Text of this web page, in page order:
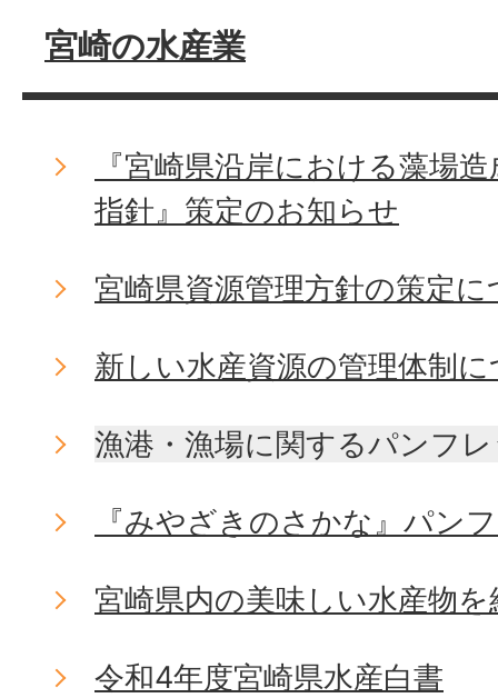
宮崎の水産業
『宮崎県沿岸における藻場
指針』策定のお知らせ
宮崎県資源管理方針の策定に
新しい水産資源の管理体制
漁港・漁場に関するパンフ
『みやざきのさかな』パン
宮崎県内の美味しい水産物
令和4年度宮崎県水産白書